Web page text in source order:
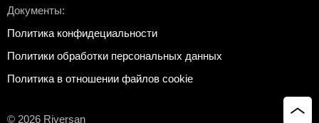
© 2026 Riversan
Документы:
Политика конфидециальности
Политики обработки персональных данных
Политика в отношении файлов cookie